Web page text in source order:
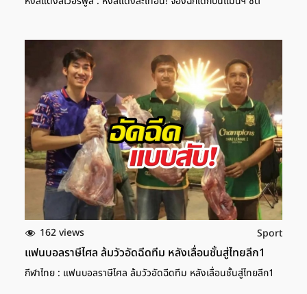
162 views Sport
แฟนบอลราษีไศล ล้มวัวอัดฉีดทีม หลังเลื่อนชั้นสู่ไทยลีก1
กีฬาไทย : แฟนบอลราษีไศล ล้มวัวอัดฉีดทีม หลังเลื่อนชั้นสู่ไทยลีก1